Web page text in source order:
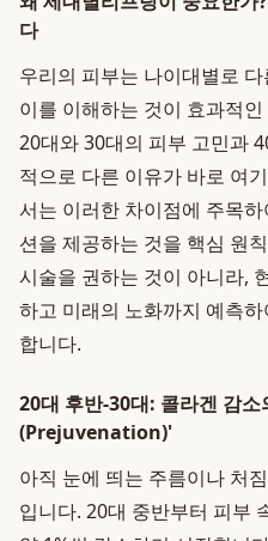
다
우리의 피부는 나이대별로
이를 이해하는 것이 효과적
20대와 30대의 피부 고민과
적으로 다른 이유가 바로 여
서는 이러한 차이점에 주목
션을 제공하는 것을 핵심 원
시술을 권하는 것이 아니라,
하고 미래의 노화까지 예측
합니다.
20대 후반-30대: 콜라겐 감
(Prejuvenation)'
아직 눈에 띄는 주름이나 처
입니다. 20대 중반부터 피부